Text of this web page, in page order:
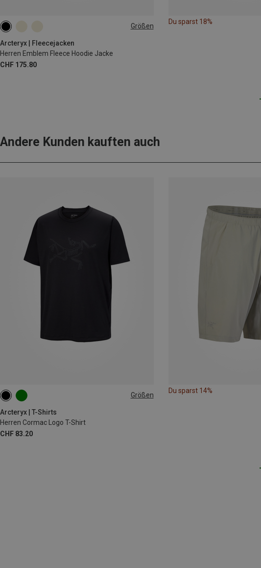
Größen
Arcteryx | Fleecejacken
Herren Emblem Fleece Hoodie Jacke
CHF 175.80
S
Du sparst 18%
Andere Kunden kauften auch
Größen
Arcteryx | T-Shirts
Herren Cormac Logo T-Shirt
CHF 83.20
S
Du sparst 14%